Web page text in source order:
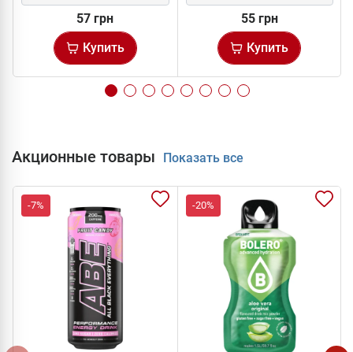
57 грн
Купить
55 грн
Купить
Акционные товары Показать все
-7% -20%